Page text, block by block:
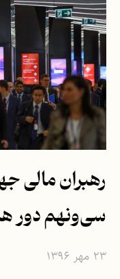
رهبران مالی
سی‌ونهم دور
۲۳ مهر ۱۳۹۶